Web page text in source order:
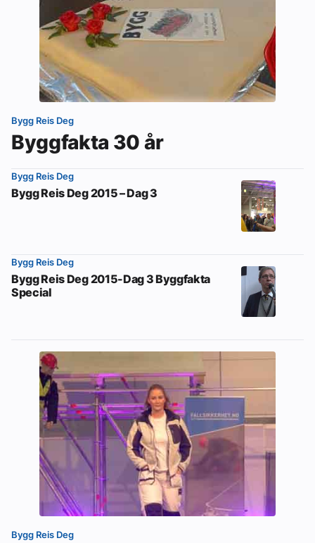
Bygg Reis Deg
Byggfakta 30 år
Bygg Reis Deg
Bygg Reis Deg 2015 – Dag 3
Bygg Reis Deg
Bygg Reis Deg 2015-Dag 3 Byggfakta
Special
Bygg Reis Deg